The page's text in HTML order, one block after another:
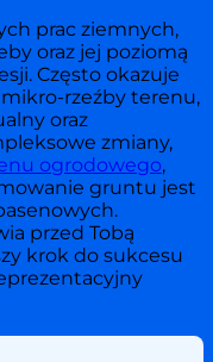
prac ziemnych,
oraz jej poziomą
Często okazuje
rzeźby terenu,
oraz
zmiany,
ogrodowego,
gruntu jest
przed Tobą
krok do sukcesu